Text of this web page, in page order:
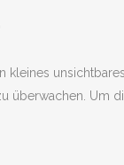
kleines
überwachen. Um